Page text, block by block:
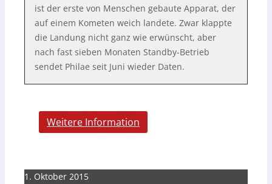
ist der erste von Menschen gebaute Apparat, der
auf einem Kometen weich landete. Zwar klappte
die Landung nicht ganz wie erwünscht, aber
nach fast sieben Monaten Standby-Betrieb
sendet Philae seit Juni wieder Daten.
Weitere Information
1. Oktober 2015